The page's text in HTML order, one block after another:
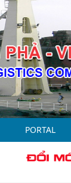
PORTAL